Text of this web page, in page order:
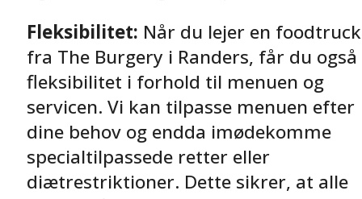
Fleksibilitet: Når du lejer en foodtruck
fra The Burgery i Randers, får du også
fleksibilitet i forhold til menuen og
servicen. Vi kan tilpasse menuen efter
dine behov og endda imødekomme
specialtilpassede retter eller
diætrestriktioner. Dette sikrer, at alle